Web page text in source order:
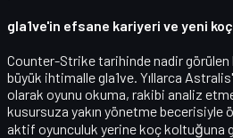
gla1ve'in efsane kariyeri ve yeni
Counter-Strike tarihinde nadir
büyük ihtimallegla1ve. Yıllarca
olarak oyunu okuma, rakibi analiz etme
kusursuza yakın yönetme becerisiyle
aktif oyunculuk yerine koç koltuğuna